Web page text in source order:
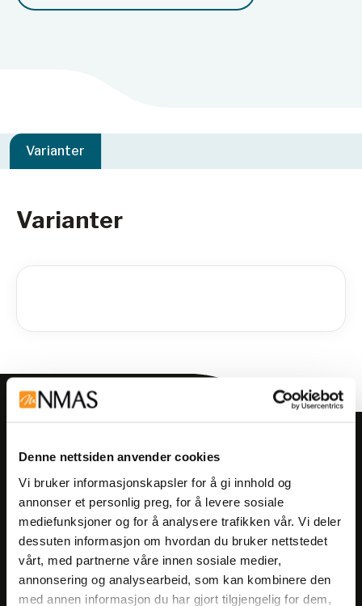
Denne nettsiden anvender cookies
Vi bruker informasjonskapsler for å gi innhold og
annonser et personlig preg, for å levere sosiale
mediefunksjoner og for å analysere trafikken vår. Vi deler
dessuten informasjon om hvordan du bruker nettstedet
vårt, med partnerne våre innen sosiale medier,
annonsering og analysearbeid, som kan kombinere den
med annen informasjon du har gjort tilgjengelig for dem,
Varianter
Varianter
Meld deg på vårt nyhetsbrev!
arrangementer og kampanjer.
Meld på nyhetsbrev